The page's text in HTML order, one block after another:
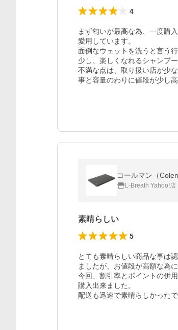
4
まず匂いが最高な為、一度購
愛用しています。
面倒なウェットを洗うと言う
少し、楽しくなれるシャンプー
不満な点は、取り扱い店が少
事と容量のわりに値段が少し高
コールマン（
L-Breath Yahoo!店
素晴らしい
5
とても素晴らしい商品な事は
ましたが、お値段が高額な為
今回、割引率とポイントの併
購入出来ました。
配送も迅速で素晴らしかったで